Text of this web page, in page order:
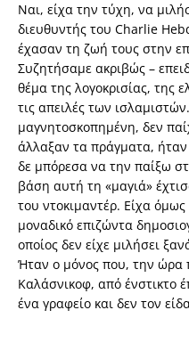
Ναι, είχα την τύχη, να
διευθυντής του Charlie
έχασαν τη ζωή τους στην
Συζητήσαμε ακριβώς –
θέμα της λογοκρισίας, της
τις απειλές των
μαγνητοσκοπημένη, δεν
άλλαξαν τα πράγματα,
δε μπόρεσα να την παίξω
βάση αυτή τη «μαγιά»
του ντοκιμαντέρ. Είχα
μοναδικό επιζώντα
οποίος δεν είχε μιλήσει
Ήταν ο μόνος που, την ώρα
Καλάσνικοφ, από ένστικτο
ένα γραφείο και δεν τον